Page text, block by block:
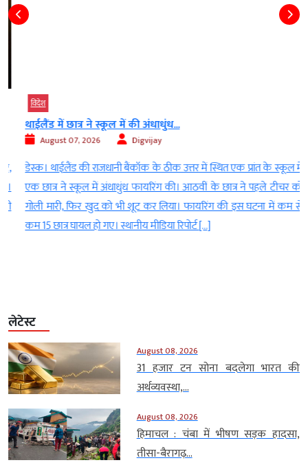
विदेश
थाईलैंड में छात्र ने स्कूल में की अंधाधुंध...
August 07, 2026 Digvijay
डेस्क। थाईलैंड की राजधानी बैंकॉक के ठीक उत्तर में स्थित एक प्रांत के स्कूल में
एक छात्र ने स्कूल में अंधाधुंध फायरिंग की। आठवीं के छात्र ने पहले टीचर को
गोली मारी, फिर खुद को भी शूट कर लिया। फायरिंग की इस घटना में कम से
कम 15 छात्र घायल हो गए। स्थानीय मीडिया रिपोर्ट […]
लेटेस्ट
August 08, 2026
31 हजार टन सोना बदलेगा भारत की
अर्थव्यवस्था,...
August 08, 2026
हिमाचल : चंबा में भीषण सड़क हादसा,
तीसा-बैरागढ़...